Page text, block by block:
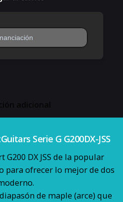
Serie G G200DX-JSS
DX JSS de la popular
para ofrecer lo mejor de dos
de maple (arce) que